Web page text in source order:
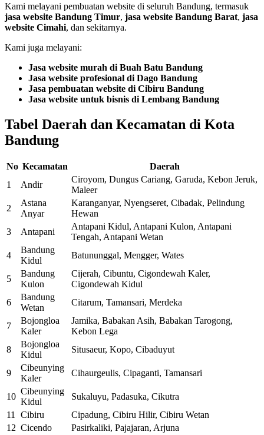
Kami melayani pembuatan website di seluruh Bandung, termasuk
jasa website Bandung Timur, jasa website Bandung Barat, jasa
website Cimahi, dan sekitarnya.
Kami juga melayani:
Jasa website murah di Buah Batu Bandung
Jasa website profesional di Dago Bandung
Jasa pembuatan website di Cibiru Bandung
Jasa website untuk bisnis di Lembang Bandung
Tabel Daerah dan Kecamatan di Kota
Bandung
No Kecamatan
Daerah
1
Andir
Ciroyom, Dungus Cariang, Garuda, Kebon Jeruk,
Maleer
2
Astana
Anyar
Karanganyar, Nyengseret, Cibadak, Pelindung
Hewan
3
Antapani
Antapani Kidul, Antapani Kulon, Antapani
Tengah, Antapani Wetan
4
Bandung
Kidul
Batununggal, Mengger, Wates
5
Bandung
Kulon
Cijerah, Cibuntu, Cigondewah Kaler,
Cigondewah Kidul
6
Bandung
Wetan
Citarum, Tamansari, Merdeka
7
Bojongloa
Kaler
Jamika, Babakan Asih, Babakan Tarogong,
Kebon Lega
8
Bojongloa
Kidul
Situsaeur, Kopo, Cibaduyut
9
Cibeunying
Kaler
Cihaurgeulis, Cipaganti, Tamansari
10
Cibeunying
Kidul
Sukaluyu, Padasuka, Cikutra
11 Cibiru
Cipadung, Cibiru Hilir, Cibiru Wetan
12 Cicendo Pasirkaliki, Pajajaran, Arjuna